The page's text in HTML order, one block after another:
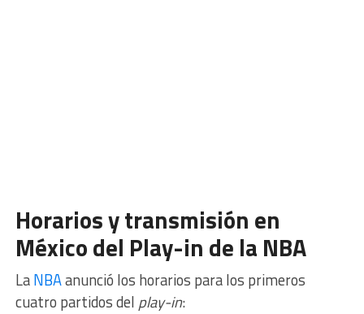
Horarios y transmisión en
México del Play-in de la NBA
LaNBAanunció los horarios para los primeros
cuatro partidos del play-in: